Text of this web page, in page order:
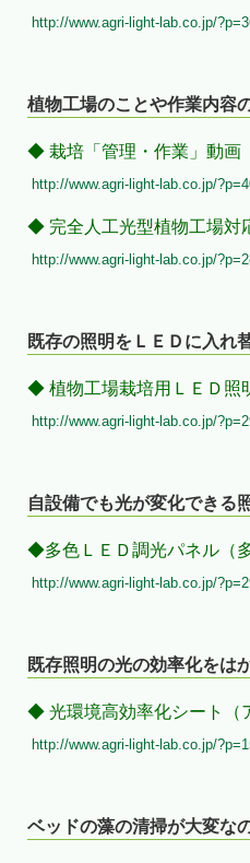
http://www.agri-light-lab.co.jp/
植物工場のことや作業内容
◆ 栽培「管理・作業」動画
http://www.agri-light-lab.co.jp/
◆ 完全人工光型植物工場対
http://www.agri-light-lab.co.jp/
既存の照明をＬＥＤに入れ
◆ 植物工場栽培用ＬＥＤ照
http://www.agri-light-lab.co.jp/
自設備でも光が変化できる
◆多色ＬＥＤ調光パネル（
http://www.agri-light-lab.co.jp/
既存照明の光の効率化をは
◆ 光環境高効率化シート（
http://www.agri-light-lab.co.jp/
ベッドの藻の清掃が大変な